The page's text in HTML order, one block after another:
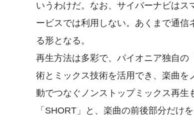
いうわけだ。なお、サイバーナビは
ービスでは利用しない。あくまで通
る形となる。
再生方法は多彩で、パイオニア独自
術とミックス技術を活用でき、楽曲を
動でつなぐノンストップミックス再生
「SHORT」と、楽曲の前後部分だけ